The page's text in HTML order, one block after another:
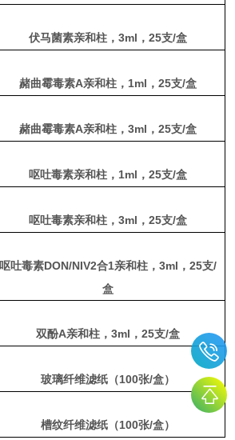
伏马菌素亲和柱， 3ml ， 25支/盒
赭曲霉毒素A亲和柱， 1ml ， 25支/盒
赭曲霉毒素A亲和柱， 3ml ， 25支/盒
呕吐毒素亲和柱， 1ml ， 25支/盒
呕吐毒素亲和柱， 3ml ， 25支/盒
呕吐毒素DON/NIV2合1亲和柱， 3ml ， 25支/
盒
双酚A亲和柱， 3ml ， 25支/盒
玻璃纤维滤纸（100张/盒）
槽纹纤维滤纸（100张/盒）